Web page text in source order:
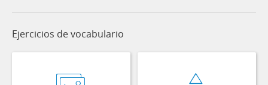
Ejercicios de vocabulario